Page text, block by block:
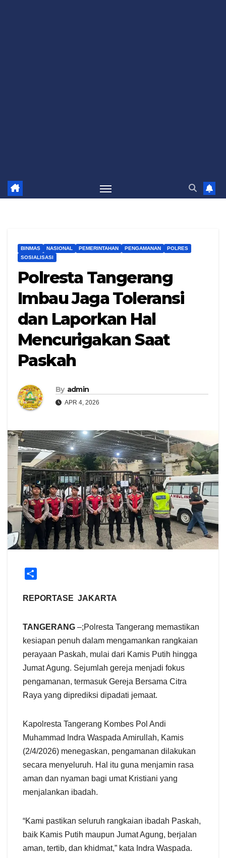
BINMAS NASIONAL PEMERINTAHAN PENGAMANAN
POLRES
SOSIALISASI
Polresta Tangerang
Imbau Jaga Toleransi
dan Laporkan Hal
Mencurigakan Saat
Paskah
By admin
APR 4, 2026
a
e
REPORTASE JAKARTA
TANGERANG –;Polresta Tangerang memastikan
kesiapan penuh dalam mengamankan rangkaian
perayaan Paskah, mulai dari Kamis Putih hingga
Jumat Agung. Sejumlah gereja menjadi fokus
pengamanan, termasuk Gereja Bersama Citra
Raya yang diprediksi dipadati jemaat.
Kapolresta Tangerang Kombes Pol Andi
Muhammad Indra Waspada Amirullah, Kamis
(2/4/2026) menegaskan, pengamanan dilakukan
secara menyeluruh. Hal itu guna menjamin rasa
aman dan nyaman bagi umat Kristiani yang
menjalankan ibadah.
“Kami pastikan seluruh rangkaian ibadah Paskah,
baik Kamis Putih maupun Jumat Agung, berjalan
aman, tertib, dan khidmat,” kata Indra Waspada.